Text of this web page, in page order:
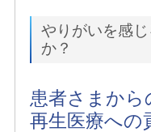
やりがいを感
か？
患者さまから
再生医療への